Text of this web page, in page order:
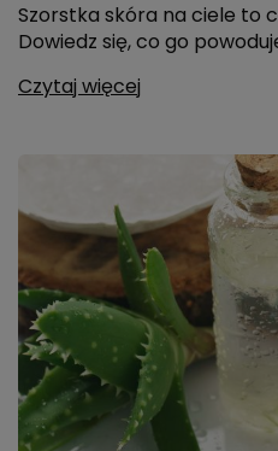
Szorstka skóra na ciele to
Dowiedz się, co go
Czytaj więcej